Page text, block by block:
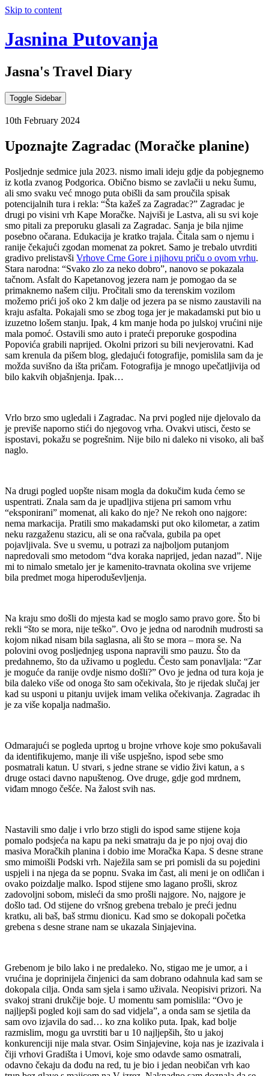
Skip to content
Jasnina Putovanja
Jasna's Travel Diary
Toggle Sidebar
10th February 2024
Upoznajte Zagradac (Moračke planine)
Posljednje sedmice jula 2023. nismo imali ideju gdje da pobjegnemo
iz kotla zvanog Podgorica. Obično bismo se zavlačii u neku šumu,
ali smo svaku već mnogo puta obišli da sam proučila spisak
potencijalnih tura i rekla: “Šta kažeš za Zagradac?” Zagradac je
drugi po visini vrh Kape Moračke. Najviši je Lastva, ali su svi koje
smo pitali za preporuku glasali za Zagradac. Sanja je bila njime
posebno očarana. Edukacija je kratko trajala. Čitala sam o njemu i
ranije čekajući zgodan momenat za pokret. Samo je trebalo utvrditi
gradivo prelistavši Vrhove Crne Gore i njihovu priču o ovom vrhu.
Stara narodna: “Svako zlo za neko dobro”, nanovo se pokazala
tačnom. Asfalt do Kapetanovog jezera nam je pomogao da se
primaknemo našem cilju. Pročitali smo da terenskim vozilom
možemo prići još oko 2 km dalje od jezera pa se nismo zaustavili na
kraju asfalta. Pokajali smo se zbog toga jer je makadamski put bio u
izuzetno lošem stanju. Ipak, 4 km manje hoda po julskoj vrućini nije
mala pomoć. Ostavili smo auto i prateći preporuke gospodina
Popovića grabili naprijed. Okolni prizori su bili nevjerovatni. Kad
sam krenula da pišem blog, gledajući fotografije, pomislila sam da je
možda suvišno da išta pričam. Fotografija je mnogo upečatljivija od
bilo kakvih objašnjenja. Ipak…
Vrlo brzo smo ugledali i Zagradac. Na prvi pogled nije djelovalo da
je previše naporno stići do njegovog vrha. Ovakvi utisci, često se
ispostavi, pokažu se pogrešnim. Nije bilo ni daleko ni visoko, ali baš
naglo.
Na drugi pogled uopšte nisam mogla da dokučim kuda ćemo se
uspentrati. Znala sam da je upadljiva stijena pri samom vrhu
“eksponirani” momenat, ali kako do nje? Ne rekoh ono najgore:
nema markacija. Pratili smo makadamski put oko kilometar, a zatim
neku razgaženu stazicu, ali se ona račvala, gubila pa opet
pojavljivala. Sve u svemu, u potrazi za najboljom putanjom
napredovali smo metodom “dva koraka naprijed, jedan nazad”. Nije
mi to nimalo smetalo jer je kamenito-travnata okolina sve vrijeme
bila predmet moga hiperoduševljenja.
Na kraju smo došli do mjesta kad se moglo samo pravo gore. Što bi
rekli “što se mora, nije teško”. Ovo je jedna od narodnih mudrosti sa
kojom nikad nisam bila saglasna, ali što se mora – mora se. Na
polovini ovog posljednjeg uspona napravili smo pauzu. Što da
predahnemo, što da uživamo u pogledu. Često sam ponavljala: “Zar
je moguće da ranije ovdje nismo došli?” Ovo je jedna od tura koja je
bila daleko više od onoga što sam očekivala, što je rijedak slučaj jer
kad su usponi u pitanju uvijek imam velika očekivanja. Zagradac ih
je za više kopalja nadmašio.
Odmarajući se pogleda uprtog u brojne vrhove koje smo pokušavali
da identifikujemo, manje ili više uspješno, ispod sebe smo
posmatrali katun. U stvari, s jedne strane se vidio živi katun, a s
druge ostaci davno napuštenog. Ove druge, gdje god mrdnem,
viđam mnogo češće. Na žalost svih nas.
Nastavili smo dalje i vrlo brzo stigli do ispod same stijene koja
pomalo podsjeća na kapu pa neki smatraju da je po njoj ovaj dio
masiva Moračkih planina i dobio ime Moračka Kapa. S desne strane
smo mimoišli Podski vrh. Naježila sam se pri pomisli da su pojedini
uspjeli i na njega da se popnu. Svaka im čast, ali meni je on odličan i
ovako poizdalje malko. Ispod stijene smo lagano prošli, skroz
zadovoljni sobom, misleći da smo prošli najgore. No, najgore je
došlo tad. Od stijene do vršnog grebena trebalo je preći jednu
kratku, ali baš, baš strmu dionicu. Kad smo se dokopali početka
grebena s desne strane nam se ukazala Sinjajevina.
Grebenom je bilo lako i ne predaleko. No, stigao me je umor, a i
vrućina je doprinijela činjenici da sam dobrano odahnula kad sam se
dokopala cilja. Onda sam sjela i samo uživala. Neopisivi prizori. Na
svakoj strani drukčije boje. U momentu sam pomislila: “Ovo je
najljepši pogled koji sam do sad vidjela”, a onda sam se sjetila da
sam ovo izjavila do sad… ko zna koliko puta. Ipak, kad bolje
razmislim, mogu ga uvrstiti bar u 10 najljepših, što u jakoj
konkurenciji nije mala stvar. Osim Sinjajevine, koja nas je izazivala i
čiji vrhovi Gradišta i Umovi, koje smo odavde samo osmatrali,
odavno čekaju da dođu na red, tu je bio i jedan neobičan vrh kao